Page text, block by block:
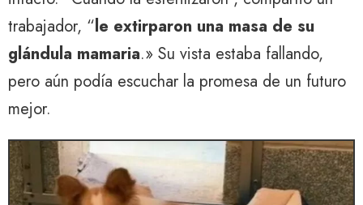
trabajador, “le extirparon una masa de su
glándula mamaria.» Su vista estaba fallando,
pero aún podía escuchar la promesa de un futuro
mejor.